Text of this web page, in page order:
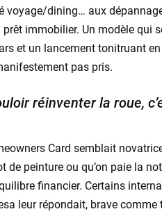
voyage/dining… aux
immobilier. Un modèle qui
et un lancement tonitruant
pas pris.
réinventer la roue,
Card semblait
de peinture ou qu’on paie la
financier. Certains
leur répondait, brave